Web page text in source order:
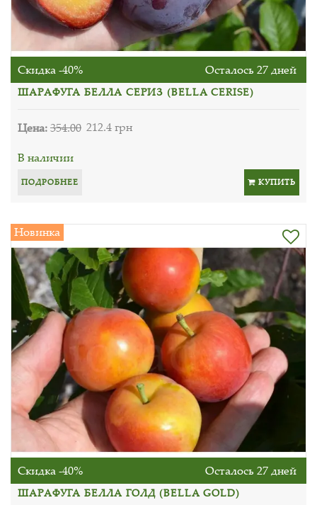
Скидка -40% Осталось 27 дней
ШАРАФУГА БЕЛЛА СЕРИЗ (BELLA CERISE)
Цена:354.00 212.4 грн
В наличии
ПОДРОБНЕЕ КУПИТЬ
Новинка
Скидка -40% Осталось 27 дней
ШАРАФУГА БЕЛЛА ГОЛД (BELLA GOLD)